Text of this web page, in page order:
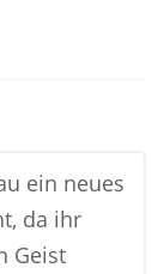
ein neues
da ihr
Geist